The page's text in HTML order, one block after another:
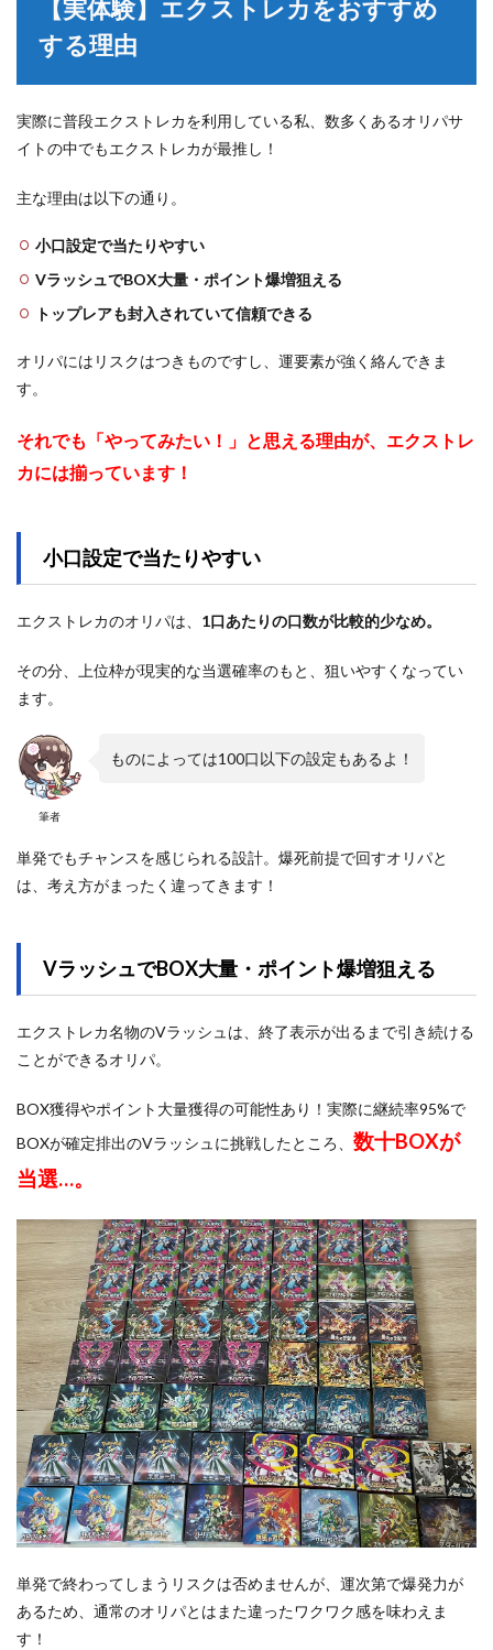
【実体験】エクストレカをおすすめ
する理由
実際に普段エクストレカを利用している私、数多くあるオリパサ
イトの中でもエクストレカが最推し！
主な理由は以下の通り。
小口設定で当たりやすい
VラッシュでBOX大量・ポイント爆増狙える
トップレアも封入されていて信頼できる
オリパにはリスクはつきものですし、運要素が強く絡んできま
す。
それでも「やってみたい！」と思える理由が、エクストレ
カには揃っています！
小口設定で当たりやすい
エクストレカのオリパは、 1口あたりの口数が比較的少なめ。
その分、上位枠が現実的な当選確率のもと、狙いやすくなってい
ます。
筆者
ものによっては100口以下の設定もあるよ！
単発でもチャンスを感じられる設計。爆死前提で回すオリパと
は、考え方がまったく違ってきます！
VラッシュでBOX大量・ポイント爆増狙える
エクストレカ名物のVラッシュは、終了表示が出るまで引き続ける
ことができるオリパ。
BOX獲得やポイント大量獲得の可能性あり！実際に継続率95%で
BOXが確定排出のVラッシュに挑戦したところ、 数十BOXが
当選…。
単発で終わってしまうリスクは否めませんが、運次第で爆発力が
あるため、通常のオリパとはまた違ったワクワク感を味わえま
す！